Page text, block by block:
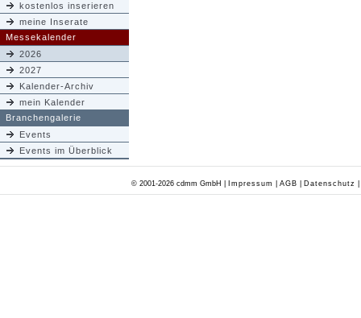
kostenlos inserieren
meine Inserate
Messekalender
2026
2027
Kalender-Archiv
mein Kalender
Branchengalerie
Events
Events im Überblick
© 2001-2026 cdmm GmbH | Impressum AGB Datenschutz